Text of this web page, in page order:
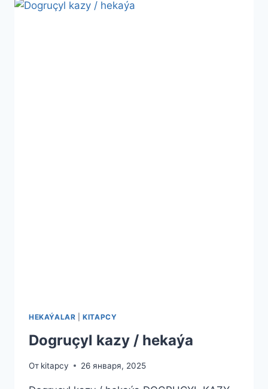
WE
HEKAÝALAR |KITAPCY
Dogruçyl kazy / hekaýa
От kitapcy 26 января, 2025